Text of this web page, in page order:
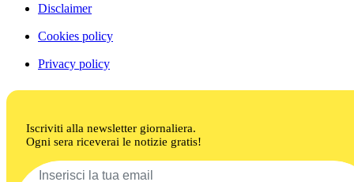
Disclaimer
Cookies policy
Privacy policy
Iscriviti alla newsletter giornaliera.
Ogni sera riceverai le notizie gratis!